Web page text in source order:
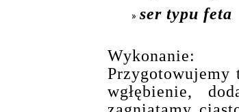
ser typu feta
Wykonanie:
wgłębienie,